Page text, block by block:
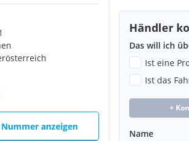
und Blinklicht in LED-Technik
Kombi
Leistungsstufe 5
V / 250 A
fähig
Funktion
210 km/h
EURO 6e RDE5 M/N1 GR. II
Paket
Nummer anzeigen
Händler
Das will ich
Ist eine
Ist das
+
Name